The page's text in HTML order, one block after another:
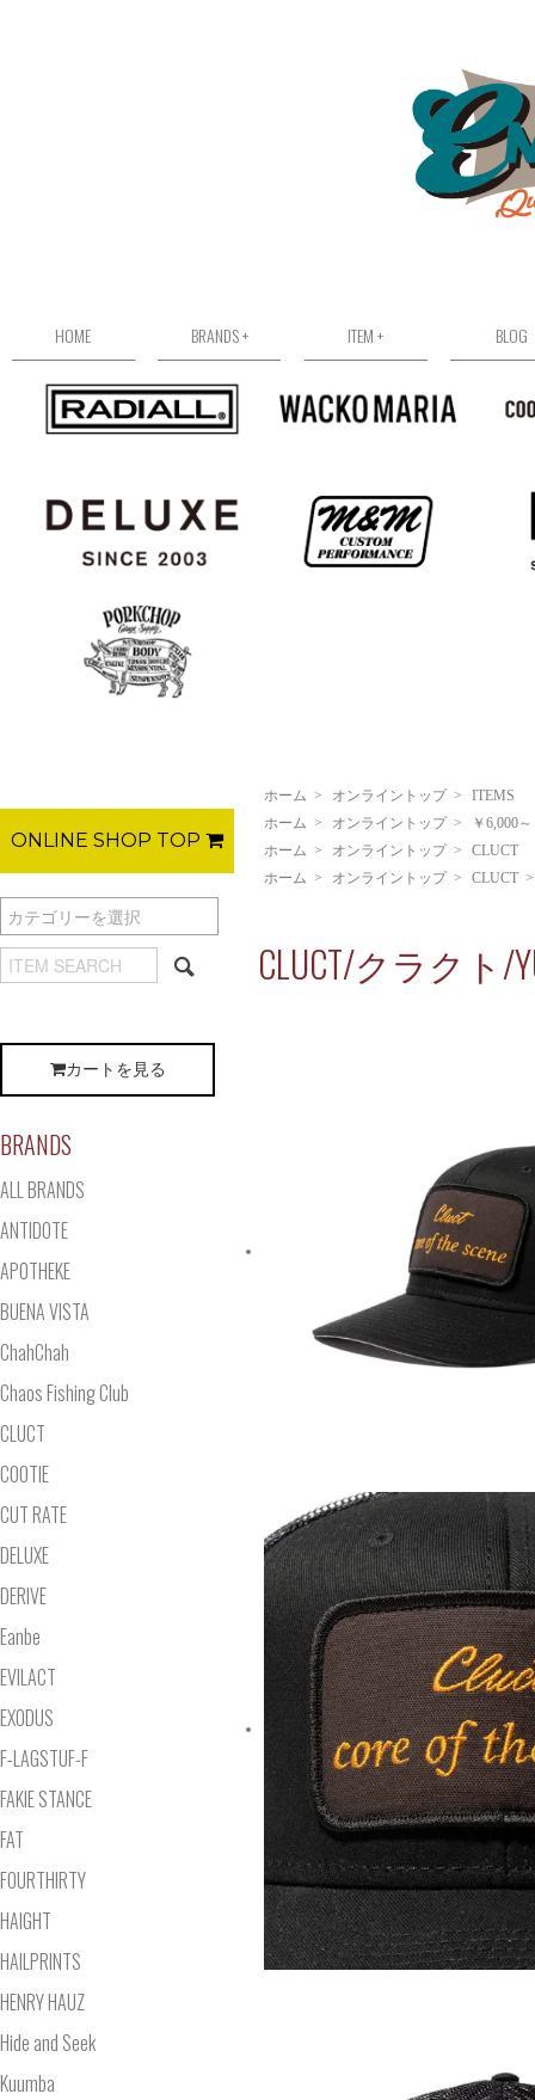
HOME BRANDS + ITEM + BLOG
ホーム > オンライントップ >
ITEMS
ホーム > オンライントップ >
￥6,000
ホーム > オンライントップ >
CLUCT
ホーム > オンライントップ > CLUCT
CLUCT/クラクト/
ONLINE SHOP TOP
カートを見る
BRANDS
ALL BRANDS
ANTIDOTE
APOTHEKE
BUENA VISTA
ChahChah
Chaos Fishing Club
CLUCT
COOTIE
CUT RATE
DELUXE
DERIVE
Eanbe
EVILACT
EXODUS
F-LAGSTUF-F
FAKIE STANCE
FAT
FOURTHIRTY
HAIGHT
HAILPRINTS
HENRY HAUZ
Hide and Seek
Kuumba